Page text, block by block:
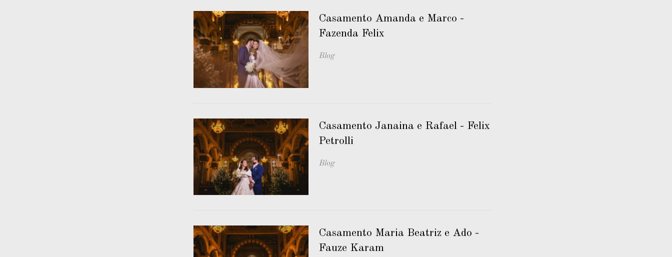
Casamento Amanda e Marco -
Fazenda Felix
Blog
Casamento Janaina e Rafael - Felix
Petrolli
Blog
Casamento Maria Beatriz e Ado -
Fauze Karam